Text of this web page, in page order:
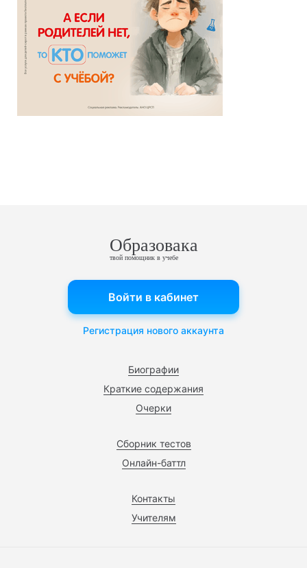
Образовака
твой помощник в учебе
Биографии
Краткие содержания
Очерки
Сборник тестов
Онлайн-баттл
Контакты
Учителям
Войти в кабинет
Регистрация нового аккаунта